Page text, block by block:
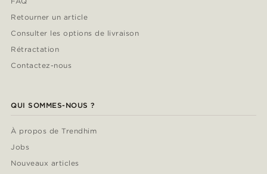
Retourner un article
Consulter les options de livraison
Rétractation
Contactez-nous
QUI SOMMES-NOUS ?
À propos de Trendhim
Jobs
Nouveaux articles